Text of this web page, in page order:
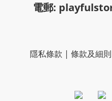
電郵:
隱私條款 | 條款及細